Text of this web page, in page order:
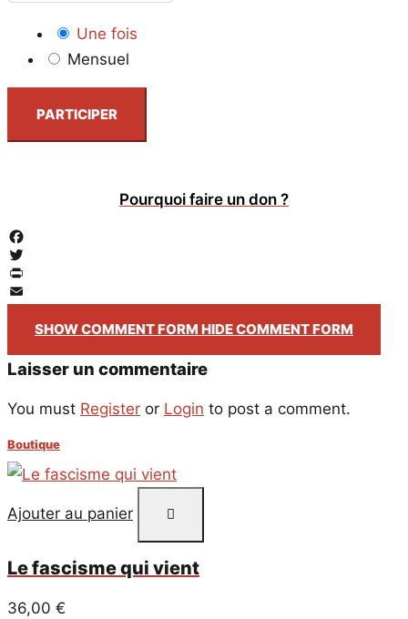
Une fois
Mensuel
PARTICIPER
Pourquoi faire un don ?
Facebook
Twitter
PrintFriendly
Email
SHOW COMMENT FORM HIDE COMMENT FORM
Laisser un commentaire
You must Register or Login to post a comment.
Boutique
Ajouter au panier
Le fascisme qui vient
36,00 €